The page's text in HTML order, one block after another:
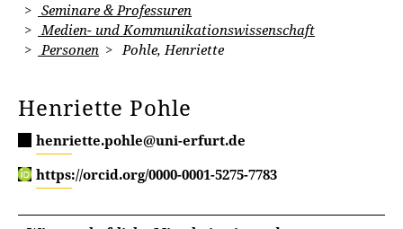
Seminare & Professuren
Medien- und Kommunikationswissenschaft
Personen
Pohle, Henriette
Henriette Pohle
henriette.pohle@uni-erfurt.de
https://orcid.org/0000-0001-5275-7783